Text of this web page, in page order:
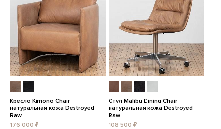
Кресло Kimono Chair
натуральная кожа Destroyed
Raw
176 000 ₽
Стул Malibu Dining Chair
натуральная кожа Destroyed
Raw
108 500 ₽